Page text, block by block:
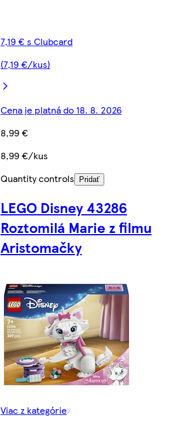
7,19 € s Clubcard
(7,19 €/kus)
Cena je platná do 18. 8. 2026
8,99 €
8,99 €/kus
Quantity controls
Pridať
LEGO Disney 43286
Roztomilá Marie z filmu
Aristomačky
Viac z kategórie